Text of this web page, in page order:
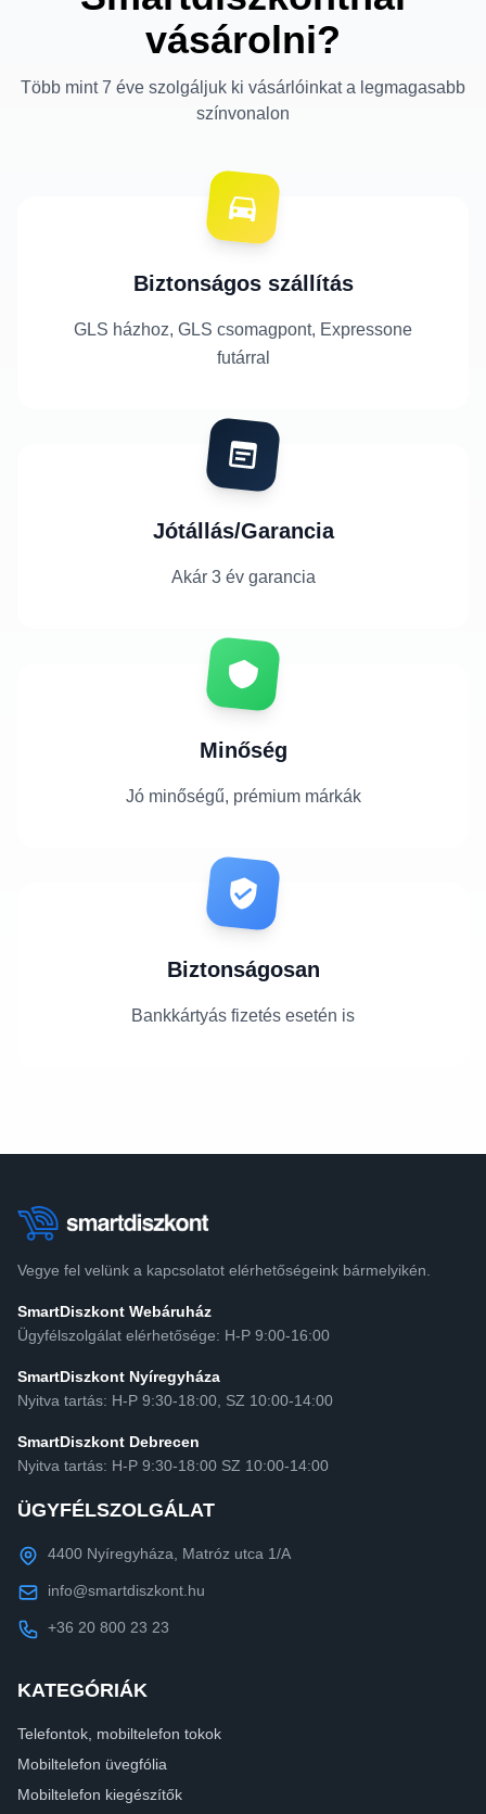
vásárolni?
Több mint 7 éve szolgáljuk ki vásárlóinkat a legmagasabb
színvonalon
Biztonságos szállítás
GLS házhoz, GLS csomagpont, Expressone
futárral
Jótállás/Garancia
Akár 3 év garancia
Minőség
Jó minőségű, prémium márkák
Biztonságosan
Bankkártyás fizetés esetén is
Vegye fel velünk a kapcsolatot elérhetőségeink bármelyikén.
SmartDiszkont Webáruház
Ügyfélszolgálat elérhetősége: H-P 9:00-16:00
SmartDiszkont Nyíregyháza
Nyitva tartás: H-P 9:30-18:00, SZ 10:00-14:00
SmartDiszkont Debrecen
Nyitva tartás: H-P 9:30-18:00 SZ 10:00-14:00
ÜGYFÉLSZOLGÁLAT
4400 Nyíregyháza, Matróz utca 1/A
info@smartdiszkont.hu
+36 20 800 23 23
KATEGÓRIÁK
Telefontok, mobiltelefon tokok
Mobiltelefon üvegfólia
Mobiltelefon kiegészítők